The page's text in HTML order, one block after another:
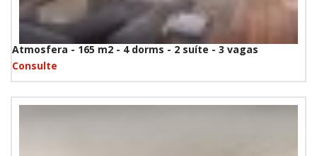
Atmosfera - 165 m2 - 4 dorms - 2 suíte - 3 vagas
Consulte